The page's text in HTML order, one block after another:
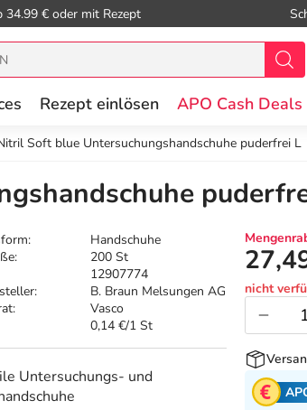
34.99 € oder mit Rezept
Rezept einlösen APO Cash Deals
Soft blue Untersuchungshandschuhe puderfrei L
Handschuhe
200 St
12907774
B. Braun Melsungen AG
Vasco
0,14 €/1 St
Untersuchungs- und
nicht